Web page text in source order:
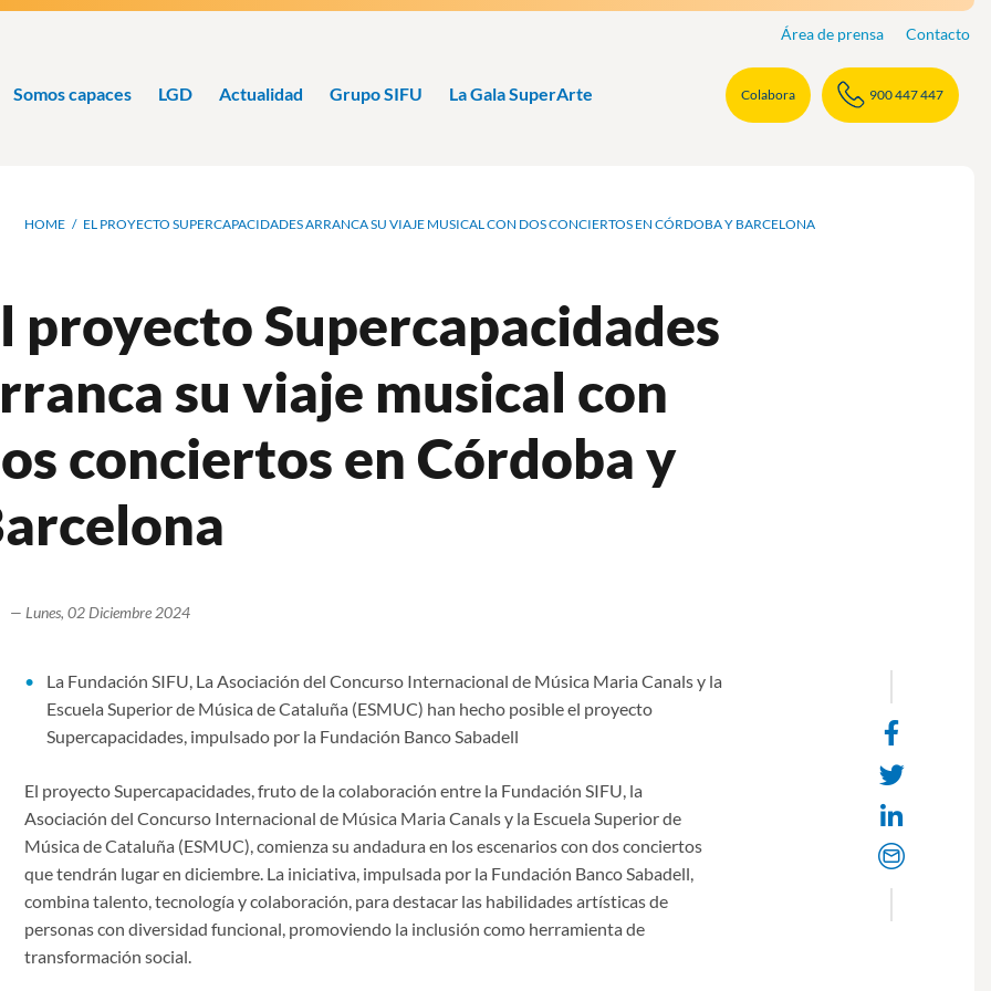
Somos capaces LGD Actualidad Grupo SIFU La Gala SuperArte
Área de prensa Contacto
Colabora 900 447 447
Ruta
HOME EL PROYECTO SUPERCAPACIDADES ARRANCA SU VIAJE MUSICAL CON DOS CONCIERTOS EN CÓRDOBA Y BARCELONA
proyecto Supercapacidades
su viaje musical con
conciertos en Córdoba y
— Lunes, 02 Diciembre 2024
La Fundación SIFU, La Asociación del Concurso Internacional de Música Maria Canals y la
Escuela Superior de Música de Cataluña (ESMUC) han hecho posible el proyecto
Supercapacidades, impulsado por la Fundación Banco Sabadell
El proyecto Supercapacidades, fruto de la colaboración entre la Fundación SIFU, la
Asociación del Concurso Internacional de Música Maria Canals y la Escuela Superior de
Música de Cataluña (ESMUC), comienza su andadura en los escenarios con dos conciertos
que tendrán lugar en diciembre. La iniciativa, impulsada por la Fundación Banco Sabadell,
combina talento, tecnología y colaboración, para destacar las habilidades artísticas de
personas con diversidad funcional, promoviendo la inclusión como herramienta de
transformación social.
Email